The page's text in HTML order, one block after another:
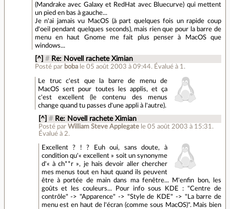
(Mandrake avec Galaxy et RedHat avec Bluecurve) qui mettent
un pied en bas à gauche...
Je n'ai jamais vu MacOS (à part quelques fois un rapide coup
d'oeil pendant quelques seconds), mais rien que pour la barre de
menu en haut Gnome me fait plus penser à MacOS que
windows...
[^] # Re: Novell rachete Ximian
Posté par boba le 05 août 2003 à 09:44. Évalué à 1 .
Le truc c'est que la barre de menu de
MacOS sert pour toutes les applis, et ça
c'est excellent (le contenu des menus
change quand tu passes d'une appli à l'autre).
[^] # Re: Novell rachete Ximian
Posté par William Steve Applegate le 05 août 2003 à 15:31 .
Évalué à 2.
Excellent ? ! ? Euh oui, sans doute, à
condition qu'« excellent » soit un synonyme
d'« à ch**r », je hais devoir aller chercher
mes menus tout en haut quand ils peuvent
être à portée de main dans ma fenêtre... M'enfin bon, les
goûts et les couleurs... Pour info sous KDE : "Centre de
contrôle" -> "Apparence" -> "Style de KDE" -> "La barre de
menu est en haut de l'écran (comme sous MacOS)". Mais bien